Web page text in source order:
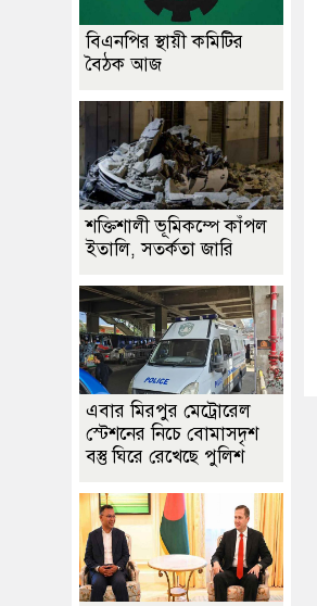
বিএনপির স্থায়ী কমিটির
বৈঠক আজ
শক্তিশালী ভূমিকম্পে কাঁপল
ইতালি, সতর্কতা জারি
এবার মিরপুর মেট্রোরেল
স্টেশনের নিচে বোমাসদৃশ
বস্তু ঘিরে রেখেছে পুলিশ